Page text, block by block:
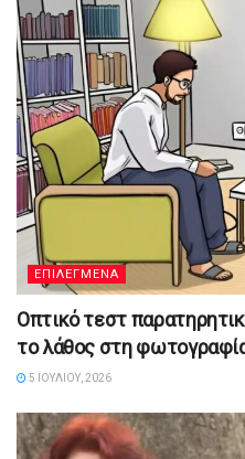
ΕΠΙΛΕΓΜΕΝΑ
Οπτικό τεστ
το λάθος στη
5 ΙΟΥΛΊΟΥ, 2026